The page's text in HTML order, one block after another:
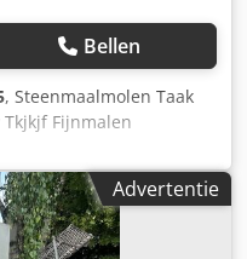
Bellen
, Steenmaalmolen Taak
Fijnmalen
Tijdens het malen met
en minder gebroken,
De volgende
- Granen: tarwe,
sorghum, boekweit,
Advertentie